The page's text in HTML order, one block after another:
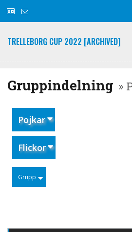
TRELLEBORG CUP 2022 [ARCHIVED]
Gruppindelning »
Pojkar
Flickor
Grupp